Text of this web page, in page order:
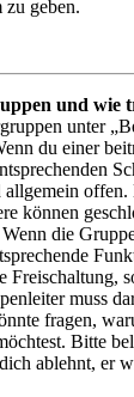
geben.
und wie
unter
du einer
offen.
können
die
Freischaltung,
muss
fragen,
Bitte
ablehnt, er